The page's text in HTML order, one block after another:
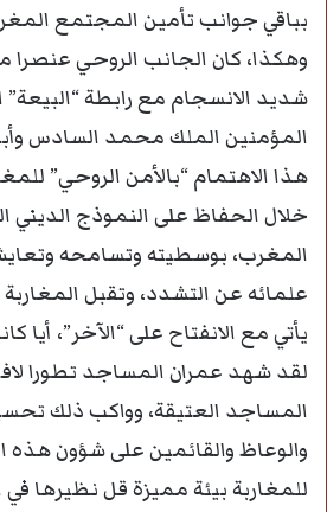
بباقي جوانب تأمين المجتمع
وهكذا، كان الجانب الروحي عنصرا
شديد الانسجام مع رابطة
المؤمنين الملك محمد السادس
هذا الاهتمام “بالأمن الروحي”
خلال الحفاظ على النموذج الديني
المغرب، بوسطيته وتسامحه
علمائه عن التشدد، وتقبل
يأتي مع الانفتاح على “الآخر”، أيا
لقد شهد عمران المساجد تطورا
المساجد العتيقة، وواكب ذلك
والوعاظ والقائمين على شؤون هذه
للمغاربة بيئة مميزة قل نظيرها في